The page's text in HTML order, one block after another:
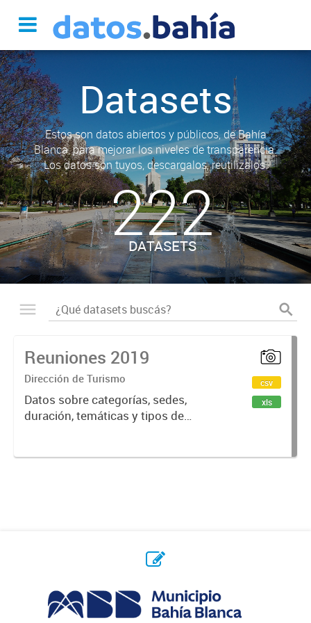
Datasets
Estos son datos abiertos y públicos, de Bahía
Blanca, para mejorar los niveles de transparencia.
Los datos son tuyos, descargalos, reutilizalos.
222
DATASETS
Reuniones 2019
Dirección de Turismo
Datos sobre categorías, sedes,
duración, temáticas y tipos de
csv
xls